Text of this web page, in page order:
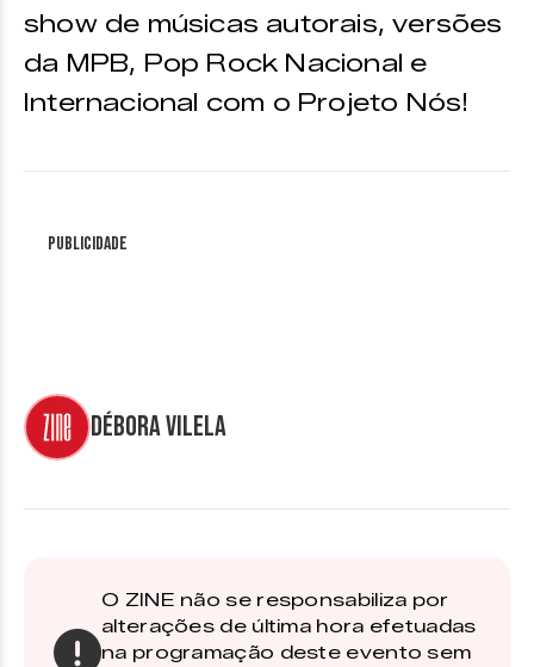
show de músicas autorais, versões
da MPB, Pop Rock Nacional e
Internacional com o Projeto Nós!
Publicidade
Débora Vilela
O ZINE não se responsabiliza por
alterações de última hora efetuadas
na programação deste evento sem